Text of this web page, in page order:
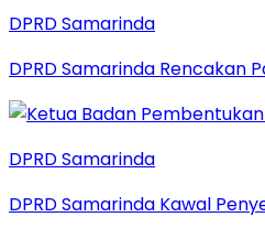
DPRD Samarinda
DPRD Samarinda Rencakan
DPRD Samarinda
DPRD Samarinda Kawal